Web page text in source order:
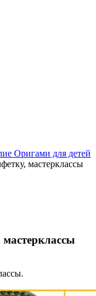
Оригами для детей
мастерклассы